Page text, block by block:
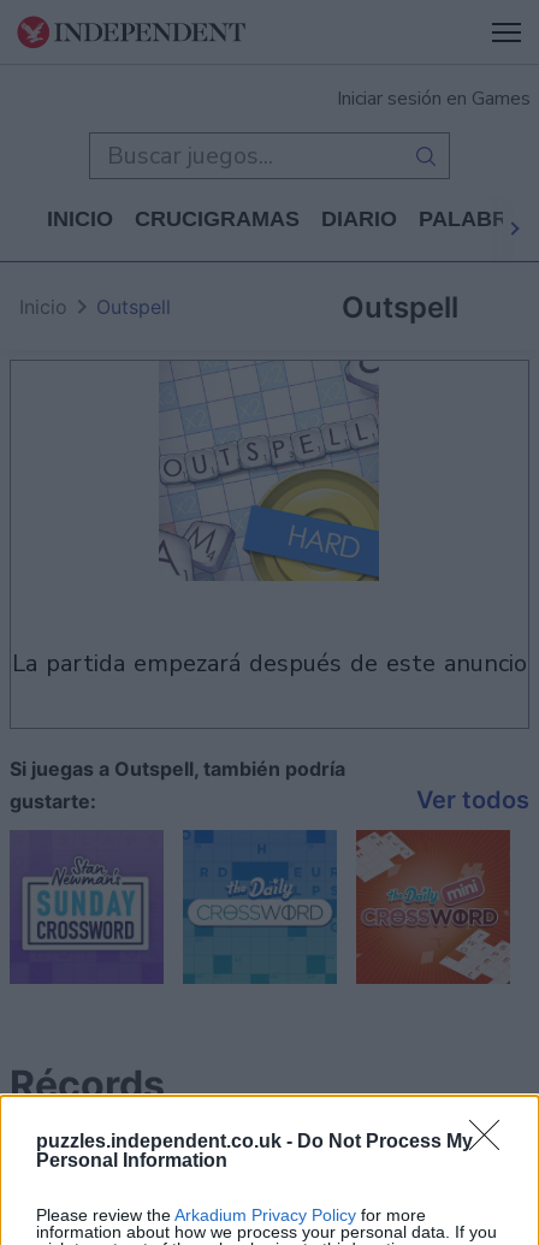
puzzles.independent.co.uk - Do Not Process My
Personal Information
Please review theArkadium Privacy Policy for more
information about how we process your personal data. If you
Iniciar sesión en Games
INICIO CRUCIGRAMAS DIARIO PALABRAS
Outspell
Inicio Outspell
la partida empezará después de este anuncio
Si juegas a Outspell, también podría
gustarte:
Ver todos
Récords